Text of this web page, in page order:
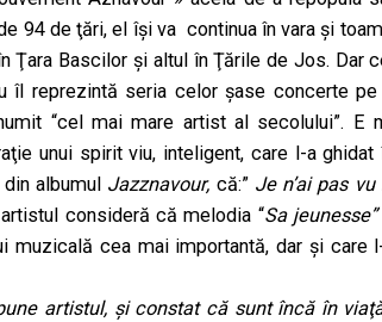
94 de ţări, el îşi va continua în vara şi
Ţara Bascilor şi altul în Ţările de Jos. Dar
îl reprezintă seria celor şase concerte
“cel mai mare artist al secolului”. E
unui spirit viu, inteligent, care l-a
albumul Jazznavour, că:” Je n’ai pas
consideră că melodia “Sa jeunesse”
muzicală cea mai importantă, dar şi care
artistul, şi constat că sunt încă în